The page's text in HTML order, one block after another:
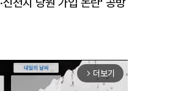
·신천지 당원 가입 논란' 공방
arrow_forward_ios 더보기